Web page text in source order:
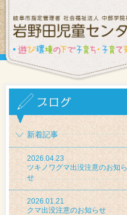
新着記事
2026.04.23
ツキノワグマ出没注意のお知ら
せ
2026.01.21
クマ出没注意のお知らせ